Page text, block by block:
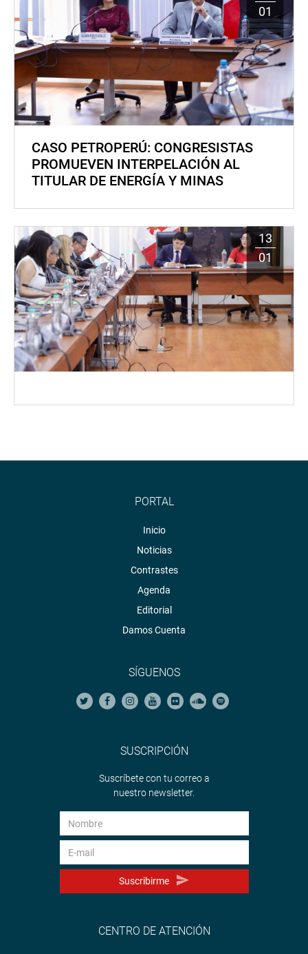
01
CASO PETROPERÚ: CONGRESISTAS
PROMUEVEN INTERPELACIÓN AL
TITULAR DE ENERGÍA Y MINAS
13
01
PORTAL
Inicio
Noticias
Contrastes
Agenda
Editorial
Damos Cuenta
SÍGUENOS
SUSCRIPCIÓN
Suscríbete con tu correo a
nuestro newsletter.
Suscribirme
CENTRO DE ATENCIÓN